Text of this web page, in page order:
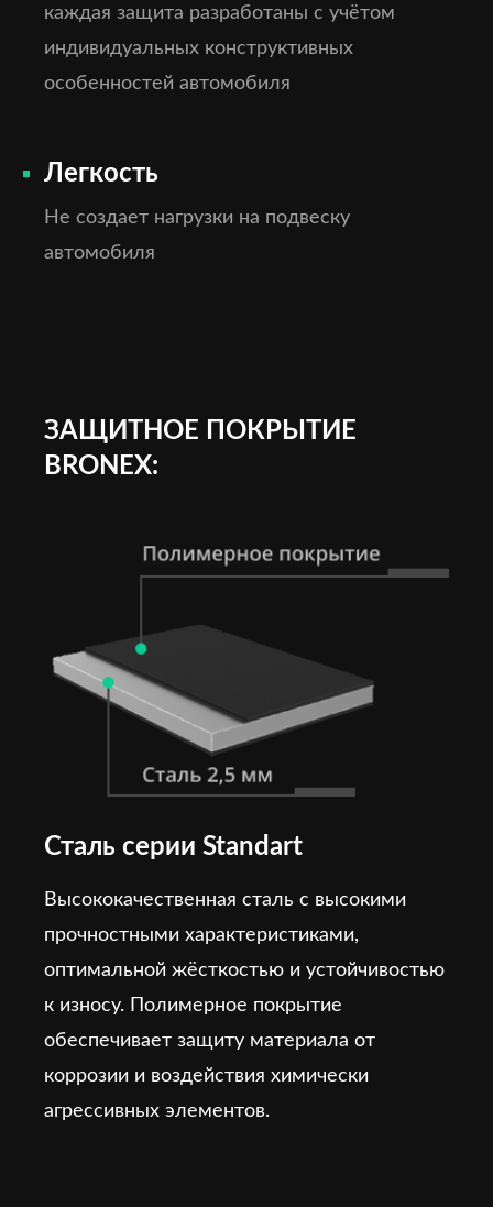
каждая защита разработаны с учётом
индивидуальных конструктивных
особенностей автомобиля
Легкость
Не создает нагрузки на подвеску
автомобиля
ЗАЩИТНОЕ ПОКРЫТИЕ
BRONEX:
Сталь серии Standart
Высококачественная сталь с высокими
прочностными характеристиками,
оптимальной жёсткостью и устойчивостью
к износу. Полимерное покрытие
обеспечивает защиту материала от
коррозии и воздействия химически
агрессивных элементов.